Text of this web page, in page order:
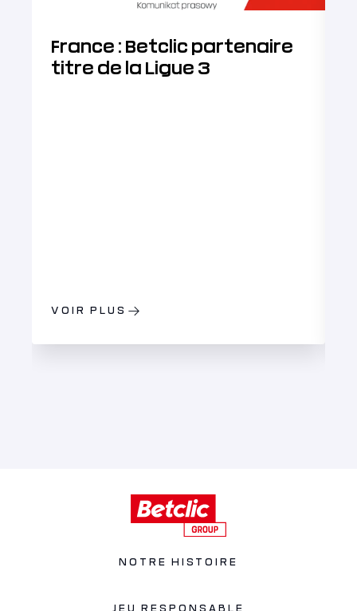
France : Betclic partenaire
titre de la Ligue 3
VOIR PLUS
NOTRE HISTOIRE
JEU RESPONSABLE